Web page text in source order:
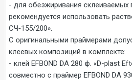
- для обезжиривания склеиваемых
рекомендуется использовать
СЧ-155/200».
C оригинальными праймерами
клеевых композиций в комплекте:
- клей EFBOND DA 280 ф. «D-plast
совместно с праймер EFBOND DA